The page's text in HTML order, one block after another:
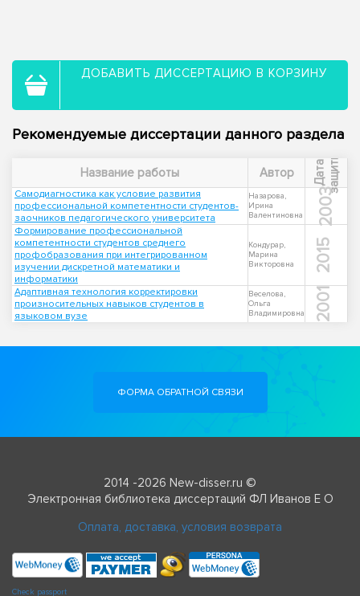
ДОБАВИТЬ ДИССЕРТАЦИЮ В КОРЗИНУ
Рекомендуемые диссертации данного раздела
Название работы Автор Д
а
т
а
з
а
щ
и
т ы
Самодиагностика как условие развития
профессиональной компетентности студентов-
заочников педагогического университета
Назарова,
Ирина
Валентиновна
2003
Формирование профессиональной
компетентности студентов среднего
профобразования при интегрированном
изучении дискретной математики и
информатики
Кондурар,
Марина
Викторовна
2015
Адаптивная технология корректировки
произносительных навыков студентов в
языковом вузе
Веселова,
Ольга
Владимировна
2001
ФОРМА ОБРАТНОЙ СВЯЗИ
2014 -2026 New-disser.ru ©
Электронная библиотека диссертаций ФЛ Иванов Е О
Оплата, доставка, условия возврата
Check passport